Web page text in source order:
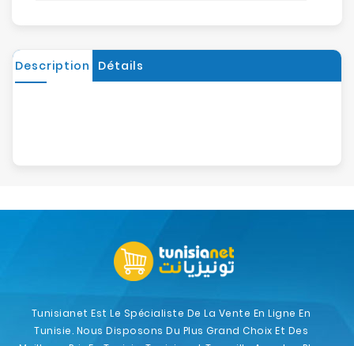
Description Détails
Tunisianet Est Le Spécialiste De La Vente En Ligne En
Tunisie. Nous Disposons Du Plus Grand Choix Et Des